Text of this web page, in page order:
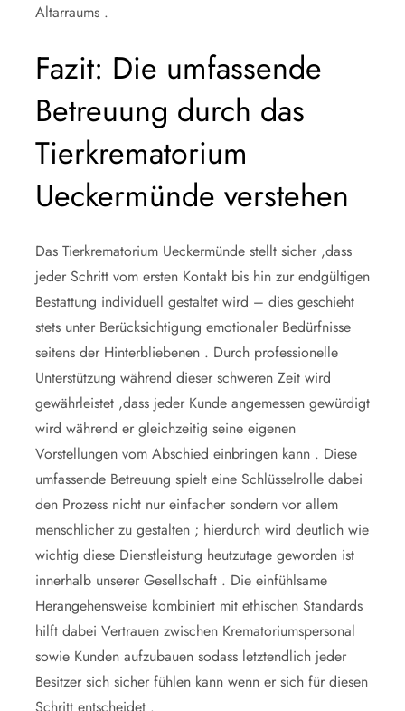
Altarraums .
Fazit: Die umfassende
Betreuung durch das
Tierkrematorium
Ueckermünde verstehen
Das Tierkrematorium Ueckermünde stellt sicher ,dass
jeder Schritt vom ersten Kontakt bis hin zur endgültigen
Bestattung individuell gestaltet wird – dies geschieht
stets unter Berücksichtigung emotionaler Bedürfnisse
seitens der Hinterbliebenen . Durch professionelle
Unterstützung während dieser schweren Zeit wird
gewährleistet ,dass jeder Kunde angemessen gewürdigt
wird während er gleichzeitig seine eigenen
Vorstellungen vom Abschied einbringen kann . Diese
umfassende Betreuung spielt eine Schlüsselrolle dabei
den Prozess nicht nur einfacher sondern vor allem
menschlicher zu gestalten ; hierdurch wird deutlich wie
wichtig diese Dienstleistung heutzutage geworden ist
innerhalb unserer Gesellschaft . Die einfühlsame
Herangehensweise kombiniert mit ethischen Standards
hilft dabei Vertrauen zwischen Krematoriumspersonal
sowie Kunden aufzubauen sodass letztendlich jeder
Besitzer sich sicher fühlen kann wenn er sich für diesen
Schritt entscheidet .